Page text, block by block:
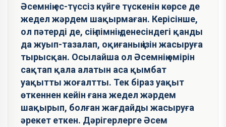
Әсемнің ес-түссіз күйге түскенін көрсе де
жедел жәрдем шақырмаған. Керісінше,
ол пәтерді де, сіңілімнің денесіндегі қанды
да жуып-тазалап, оқиғаның ізін жасыруға
тырысқан. Осылайша ол Әсемнің өмірін
сақтап қала алатын аса қымбат
уақытты жоғалтты. Тек біраз уақыт
өткеннен кейін ғана жедел жәрдем
шақырып, болған жағдайды жасыруға
әрекет еткен. Дәрігерлерге Әсем